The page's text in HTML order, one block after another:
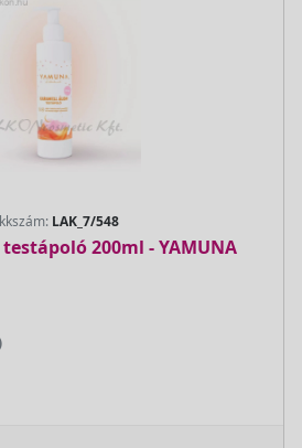
LAK_7/548
200ml - YAMUNA